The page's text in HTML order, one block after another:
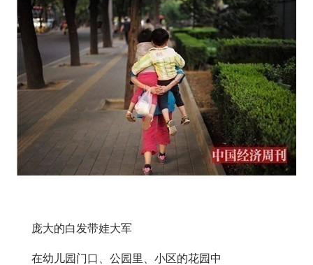
庞大的白发带娃大军
在幼儿园门口、公园里、小区的花园中